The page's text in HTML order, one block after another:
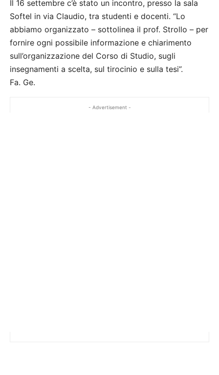
Il 16 settembre c’è stato un incontro, presso la sala
Softel in via Claudio, tra studenti e docenti. “Lo
abbiamo organizzato – sottolinea il prof. Strollo – per
fornire ogni possibile informazione e chiarimento
sull’organizzazione del Corso di Studio, sugli
insegnamenti a scelta, sul tirocinio e sulla tesi”.
Fa. Ge.
- Advertisement -